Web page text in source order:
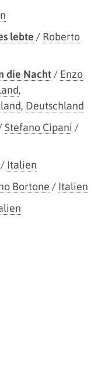
lebte / Roberto
die Nacht/ Enzo
,
, Deutschland
Stefano Cipani /
/ Italien
Bortone / Italien